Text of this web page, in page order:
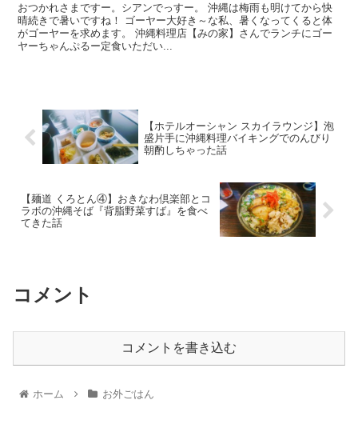
おつかれさまですー。シアンでっすー。 沖縄は梅雨も明けてから快
晴続きで暑いですね！ ゴーヤー大好き～な私、暑くなってくると体
がゴーヤーを求めます。 沖縄料理店【みの家】さんでランチにゴー
ヤーちゃんぷるー定食いただい...
【ホテルオーシャン スカイラウンジ】泡
盛片手に沖縄料理バイキングでのんびり
朝酌しちゃった話
【麺道 くろとん④】おきなわ倶楽部とコ
ラボの沖縄そば『背脂野菜すば』を食べ
てきた話
コメント
コメントを書き込む
ホーム お外ごはん